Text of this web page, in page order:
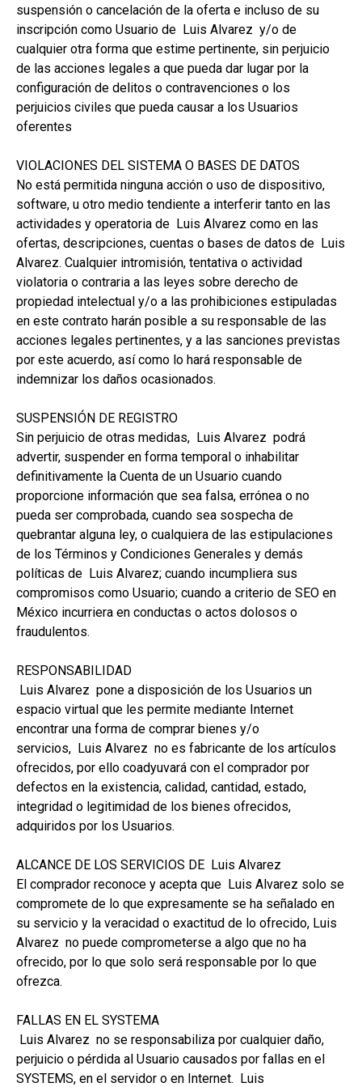
suspensión o cancelación de la oferta e incluso de su
inscripción como Usuario de Luis Alvarez y/o de
cualquier otra forma que estime pertinente, sin perjuicio
de las acciones legales a que pueda dar lugar por la
configuración de delitos o contravenciones o los
perjuicios civiles que pueda causar a los Usuarios
oferentes
VIOLACIONES DEL SISTEMA O BASES DE DATOS
No está permitida ninguna acción o uso de dispositivo,
software, u otro medio tendiente a interferir tanto en las
actividades y operatoria de Luis Alvarez como en las
ofertas, descripciones, cuentas o bases de datos de Luis
Alvarez. Cualquier intromisión, tentativa o actividad
violatoria o contraria a las leyes sobre derecho de
propiedad intelectual y/o a las prohibiciones estipuladas
en este contrato harán posible a su responsable de las
acciones legales pertinentes, y a las sanciones previstas
por este acuerdo, así como lo hará responsable de
indemnizar los daños ocasionados.
SUSPENSIÓN DE REGISTRO
Sin perjuicio de otras medidas, Luis Alvarez podrá
advertir, suspender en forma temporal o inhabilitar
definitivamente la Cuenta de un Usuario cuando
proporcione información que sea falsa, errónea o no
pueda ser comprobada, cuando sea sospecha de
quebrantar alguna ley, o cualquiera de las estipulaciones
de los Términos y Condiciones Generales y demás
políticas de Luis Alvarez; cuando incumpliera sus
compromisos como Usuario; cuando a criterio de SEO en
México incurriera en conductas o actos dolosos o
fraudulentos.
RESPONSABILIDAD
Luis Alvarez pone a disposición de los Usuarios un
espacio virtual que les permite mediante Internet
encontrar una forma de comprar bienes y/o
servicios, Luis Alvarez no es fabricante de los artículos
ofrecidos, por ello coadyuvará con el comprador por
defectos en la existencia, calidad, cantidad, estado,
integridad o legitimidad de los bienes ofrecidos,
adquiridos por los Usuarios.
ALCANCE DE LOS SERVICIOS DE Luis Alvarez
El comprador reconoce y acepta que Luis Alvarez solo se
compromete de lo que expresamente se ha señalado en
su servicio y la veracidad o exactitud de lo ofrecido, Luis
Alvarez no puede comprometerse a algo que no ha
ofrecido, por lo que solo será responsable por lo que
ofrezca.
FALLAS EN EL SYSTEMA
Luis Alvarez no se responsabiliza por cualquier daño,
perjuicio o pérdida al Usuario causados por fallas en el
SYSTEMS, en el servidor o en Internet. Luis